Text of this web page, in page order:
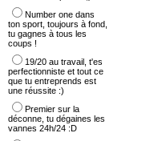
Number one dans
ton sport, toujours à fond,
tu gagnes à tous les
coups !
19/20 au travail, t'es
perfectionniste et tout ce
que tu entreprends est
une réussite :)
Premier sur la
déconne, tu dégaines les
vannes 24h/24 :D